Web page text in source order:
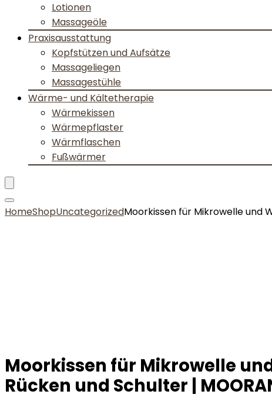
Lotionen
Massageöle
Praxisausstattung
Kopfstützen und Aufsätze
Massageliegen
Massagestühle
Wärme- und Kältetherapie
Wärmekissen
Wärmepflaster
Wärmflaschen
Fußwärmer
HomeShopUncategorizedMoorkissen für Mikrowelle und
Moorkissen für Mikrowelle
Rücken und Schulter |